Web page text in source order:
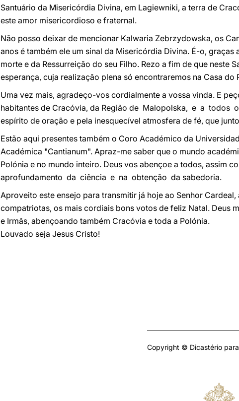
Santuário da Misericórdia Divina, em Lagiewniki, a terra de
este amor misericordioso e fraternal.
Não posso deixar de mencionar Kalwaria Zebrzydowska, os
anos é também ele um sinal da Misericórdia Divina. É-o,
morte e da Ressurreição do seu Filho. Rezo a fim de que neste
esperança, cuja realização plena só encontraremos na Casa do
Uma vez mais, agradeço-vos cordialmente a vossa vinda. E
habitantes de Cracóvia, da Região de Malopolska, e a todos
espírito de oração e pela inesquecível atmosfera de fé, que
Estão aqui presentes também o Coro Académico da
Académica "Cantianum". Apraz-me saber que o mundo
Polónia e no mundo inteiro. Deus vos abençoe a todos, assim
aprofundamento da ciência e na obtenção da sabedoria.
Aproveito este ensejo para transmitir já hoje ao Senhor
compatriotas, os mais cordiais bons votos de feliz Natal. Deus
e Irmãs, abençoando também Cracóvia e toda a Polónia.
Louvado seja Jesus Cristo!
Copyright © Dicastério